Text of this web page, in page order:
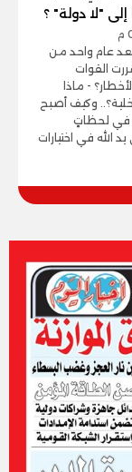
"لا دولة" ؟
عام واحد من
القوات
- ماذا
وكيف أصبح
في لحظاتٍ
الله في اختيارات